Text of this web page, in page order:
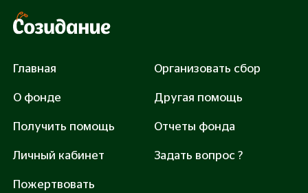
обработку
Главная
О фонде
Получить помощь
Личный кабинет
Пожертвовать
Организовать сбор
Другая помощь
Отчеты фонда
Задать вопрос ?